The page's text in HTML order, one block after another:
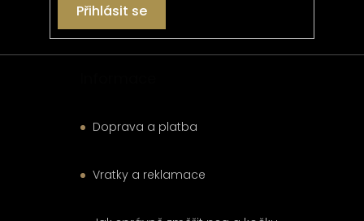
Přihlásit se
Doprava a platba
Vratky a reklamace